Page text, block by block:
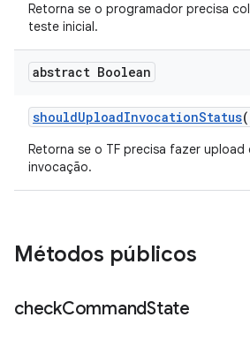
Retorna se o programador precisa
teste inicial.
abstract Boolean
shouldUploadInvocationStatus
Retorna se o TF precisa fazer
invocação.
Métodos públicos
checkCommandState